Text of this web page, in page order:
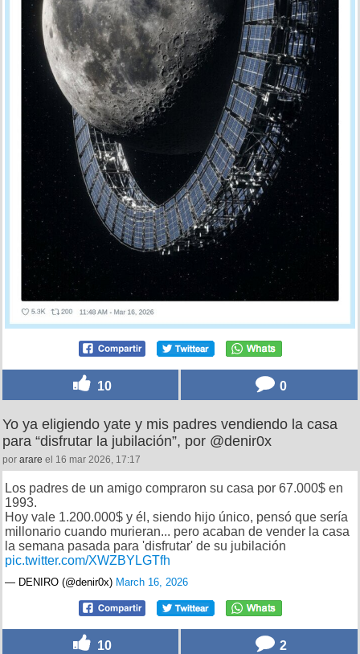
10 0
Yo ya eligiendo yate y mis padres vendiendo la casa
para “disfrutar la jubilación”, por @denir0x
por arare el 16 mar 2026, 17:17
Los padres de un amigo compraron su casa por 67.000$ en
1993.
Hoy vale 1.200.000$ y él, siendo hijo único, pensó que sería
millonario cuando murieran... pero acaban de vender la casa
la semana pasada para 'disfrutar' de su jubilación
pic.twitter.com/XWZBYLGTfh
— DENIRO (@denir0x) March 16, 2026
10 2